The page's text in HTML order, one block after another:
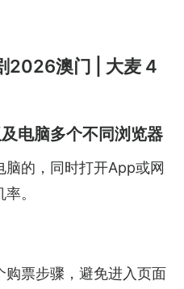
2026澳门 | 大麦 4
电脑多个不同浏览器
的，同时打开App或网
。
票步骤，避免进入页面